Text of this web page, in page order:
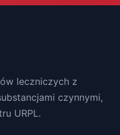
leczniczych z
czynnymi,
URPL.